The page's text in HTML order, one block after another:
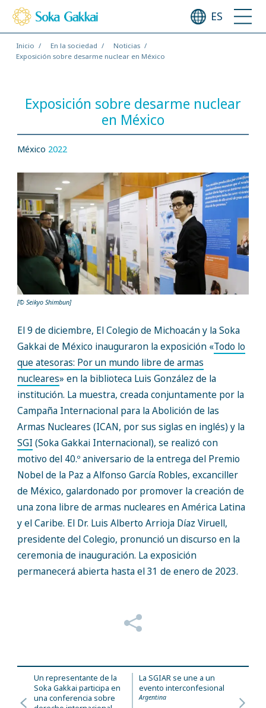
ES
Inicio En la sociedad
Noticias
Exposición sobre desarme nuclear en México
Exposición sobre desarme nuclear
en México
México 2022
[© Seikyo Shimbun]
El 9 de diciembre, El Colegio de Michoacán y la Soka
Gakkai de México inauguraron la exposición «Todo lo
que atesoras: Por un mundo libre de armas
nucleares» en la biblioteca Luis González de la
institución. La muestra, creada conjuntamente por la
Campaña Internacional para la Abolición de las
Armas Nucleares (ICAN, por sus siglas en inglés) y la
SGI (Soka Gakkai Internacional), se realizó con
motivo del 40.º aniversario de la entrega del Premio
Nobel de la Paz a Alfonso García Robles, excanciller
de México, galardonado por promover la creación de
una zona libre de armas nucleares en América Latina
y el Caribe. El Dr. Luis Alberto Arrioja Díaz Viruell,
presidente del Colegio, pronunció un discurso en la
ceremonia de inauguración. La exposición
permanecerá abierta hasta el 31 de enero de 2023.
Un representante de la
Soka Gakkai participa en
una conferencia sobre
La SGIAR se une a un
evento interconfesional
Argentina